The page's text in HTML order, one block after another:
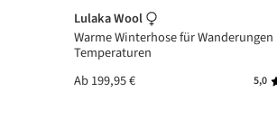
von 2 von 5 Sternen
von 1 von 5 Sternen
Lulaka Wool
Warme Winterhose für
Temperaturen
Ab199,95 € 5,0